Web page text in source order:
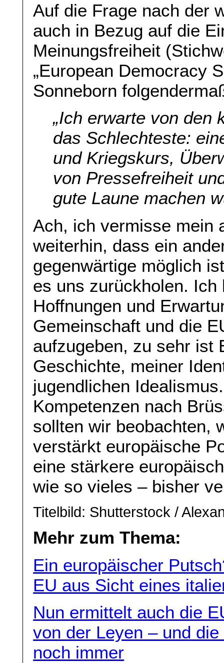
Auf die Frage nach der
auch in Bezug auf die
Meinungsfreiheit
„European Democracy
Sonneborn
„Ich erwarte von den
das Schlechteste:
und Kriegskurs,
von Pressefreiheit
gute Laune machen
Ach, ich vermisse mein
weiterhin, dass ein
gegenwärtige möglich
es uns zurückholen.
Hoffnungen und
Gemeinschaft und die
aufzugeben, zu sehr ist
Geschichte, meiner
jugendlichen
Kompetenzen nach
sollten wir beobachten,
verstärkt europäische
eine stärkere
wie so vieles – bisher
Titelbild: Shutterstock /
Mehr zum Thema:
Ein europäischer
EU aus Sicht eines
Nun ermittelt auch die
von der Leyen – und
noch immer